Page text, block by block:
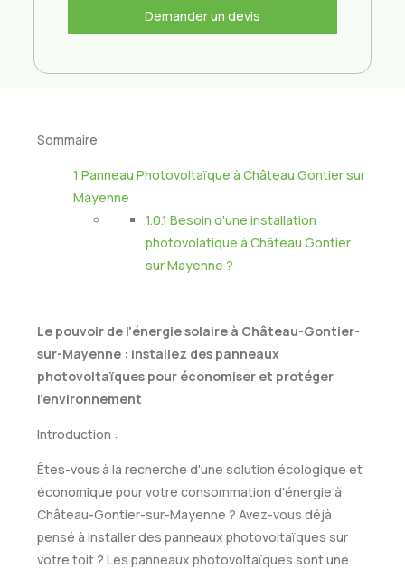
Demander un devis
Sommaire
1 Panneau Photovoltaïque à Château Gontier sur
Mayenne
1.0.1 Besoin d'une installation
photovolatique à Château Gontier
sur Mayenne ?
Le pouvoir de l'énergie solaire à Château-Gontier-
sur-Mayenne : installez des panneaux
photovoltaïques pour économiser et protéger
l'environnement
Introduction :
Êtes-vous à la recherche d'une solution écologique et
économique pour votre consommation d'énergie à
Château-Gontier-sur-Mayenne ? Avez-vous déjà
pensé à installer des panneaux photovoltaïques sur
votre toit ? Les panneaux photovoltaïques sont une